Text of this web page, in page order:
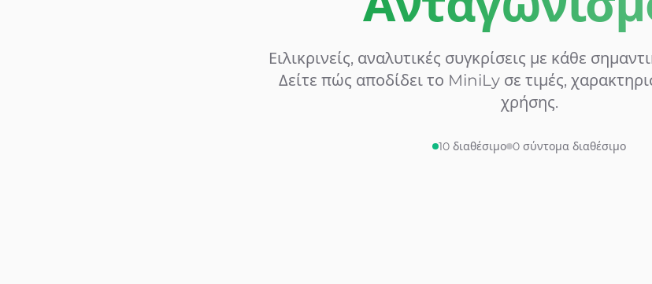
Ειλικρινείς, αναλυτικές συγκρίσεις με κάθε
Δείτε πώς αποδίδει το MiniLy σε τιμές,
χρήσης.
10 διαθέσιμο 0 σύντομα διαθέσιμο